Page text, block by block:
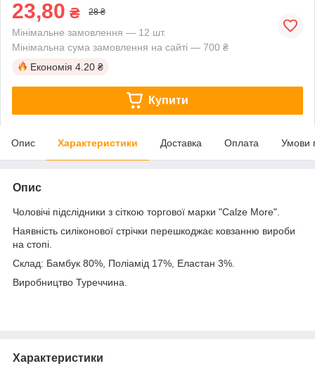
23,80 ₴ 28 ₴
Мінімальне замовлення — 12 шт.
Мінімальна сума замовлення на сайті — 700 ₴
Економія 4.20 ₴
Купити
Опис Характеристики Доставка Оплата Умови
Опис
Чоловічі підслідники з сіткою торгової марки "Calze More".
Наявність силіконової стрічки перешкоджає ковзанню вироби
на стопі.
Склад: Бамбук 80%, Поліамід 17%, Еластан 3%.
Виробництво Туреччина.
Характеристики